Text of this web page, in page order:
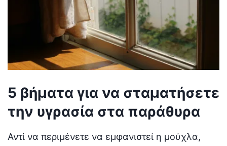
5 βήματα για να σταματήσετε
την υγρασία στα παράθυρα
Αντί να περιμένετε να εμφανιστεί η μούχλα,